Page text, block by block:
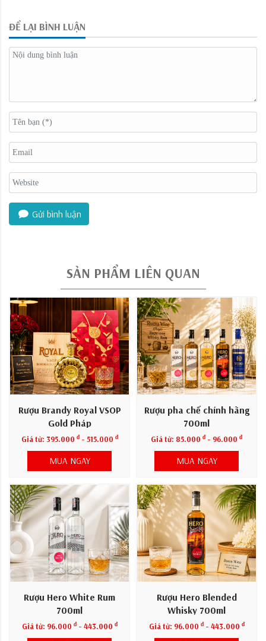
ĐỂ LẠI BÌNH LUẬN
Gửi bình luận
SẢN PHẨM LIÊN QUAN
Rượu Brandy Royal VSOP
Gold Pháp
Giá từ: 395.000 đ- 515.000 đ
MUA NGAY
Rượu pha chế chính hãng
700ml
Giá từ: 85.000 đ - 96.000 đ
MUA NGAY
Rượu Hero White Rum
700ml
Giá từ: 96.000 đ- 443.000 đ
Rượu Hero Blended
Whisky 700ml
Giá từ: 96.000 đ- 443.000 đ